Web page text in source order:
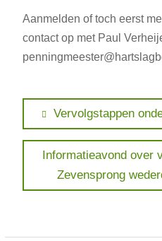
Aanmelden of toch eerst
contact op met Paul
Bericht
navigatie
Previous
post:
Vervolgstappen
Next
post:
Informatieavond over
Zevensprong